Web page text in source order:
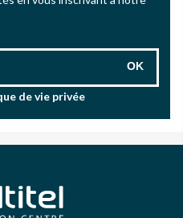
OK
de vie privée